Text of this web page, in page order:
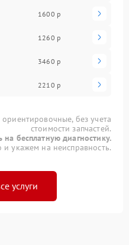
1600 р
1260 р
3460 р
2210 р
без учета
стоимости запчастей.
на бесплатную диагностику.
укажем на неисправность.
услуги